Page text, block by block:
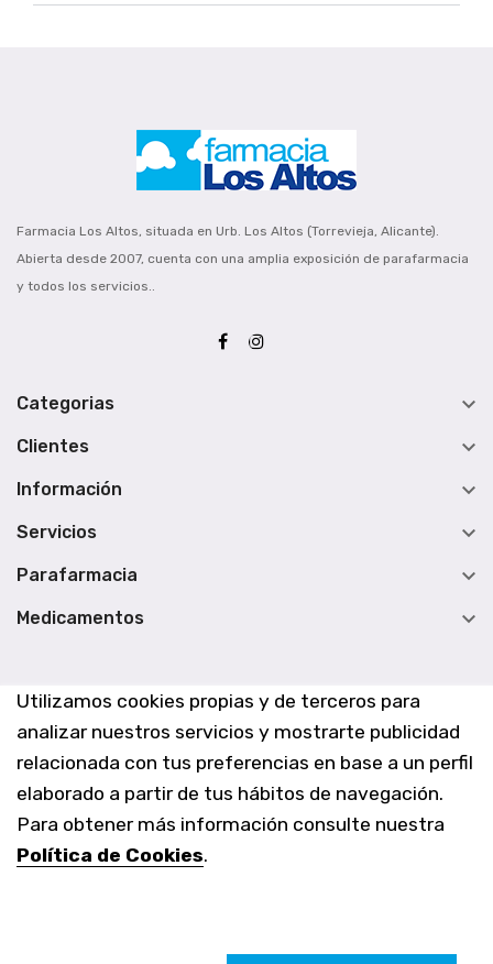
Utilizamos cookies propias y de terceros para
analizar nuestros servicios y mostrarte publicidad
relacionada con tus preferencias en base a un perfil
elaborado a partir de tus hábitos de navegación.
Para obtener más información consulte nuestra
Política de Cookies.
Farmacia Los Altos, situada en Urb. Los Altos (Torrevieja, Alicante).
Abierta desde 2007, cuenta con una amplia exposición de parafarmacia
y todos los servicios..
Categorias 
Clientes 
Información 
Servicios 
Parafarmacia 
Medicamentos 